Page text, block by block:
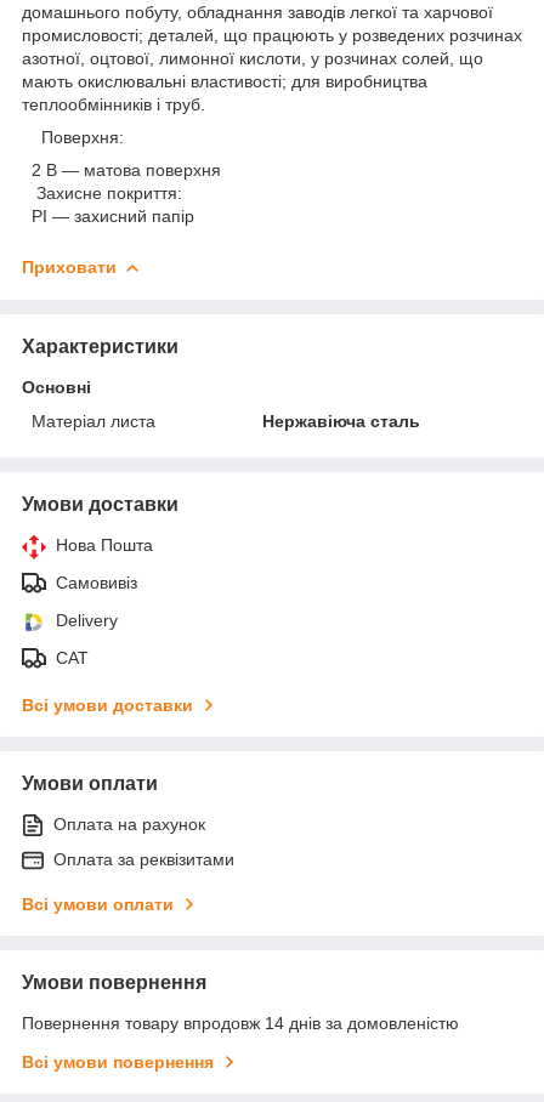
домашнього побуту, обладнання заводів легкої та харчової
промисловості; деталей, що працюють у розведених розчинах
азотної, оцтової, лимонної кислоти, у розчинах солей, що
мають окислювальні властивості; для виробництва
теплообмінників і труб.
Поверхня:
2 В — матова поверхня
Захисне покриття:
PI — захисний папір
Приховати
Характеристики
Основні
Матеріал листа
Нержавіюча сталь
Умови доставки
Нова Пошта
Самовивіз
Delivery
САТ
Всі умови доставки
Умови оплати
Оплата на рахунок
Оплата за реквізитами
Всі умови оплати
Умови повернення
Повернення товару впродовж 14 днів за домовленістю
Всі умови повернення